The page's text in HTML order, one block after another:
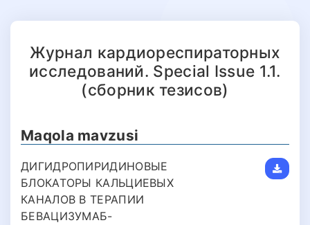
Журнал кардиореспираторных
исследований. Special Issue 1.1.
(сборник тезисов)
Maqola mavzusi
ДИГИДРОПИРИДИНОВЫЕ
БЛОКАТОРЫ КАЛЬЦИЕВЫХ
КАНАЛОВ В ТЕРАПИИ
БЕВАЦИЗУМАБ-